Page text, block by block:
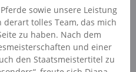
sowie unsere Leistung
tolles Team, das mich
zu haben. Nach dem
und einer
den Staatsmeistertitel zu